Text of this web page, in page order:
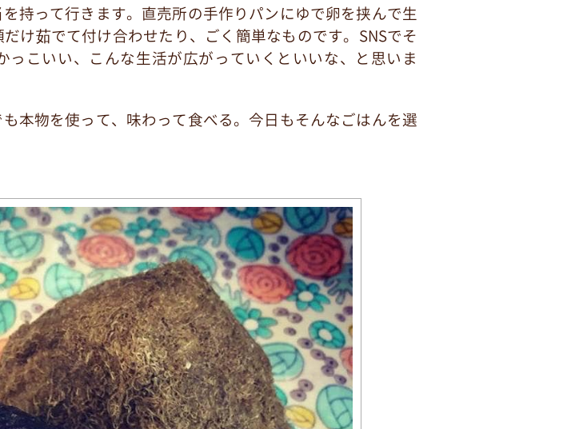
持って行きます。直売所の手作りパンにゆで卵を挟んで生
け茹でて付け合わせたり、ごく簡単なものです。SNSでそ
こいい、こんな生活が広がっていくといいな、と思いま
本物を使って、味わって食べる。今日もそんなごはんを選